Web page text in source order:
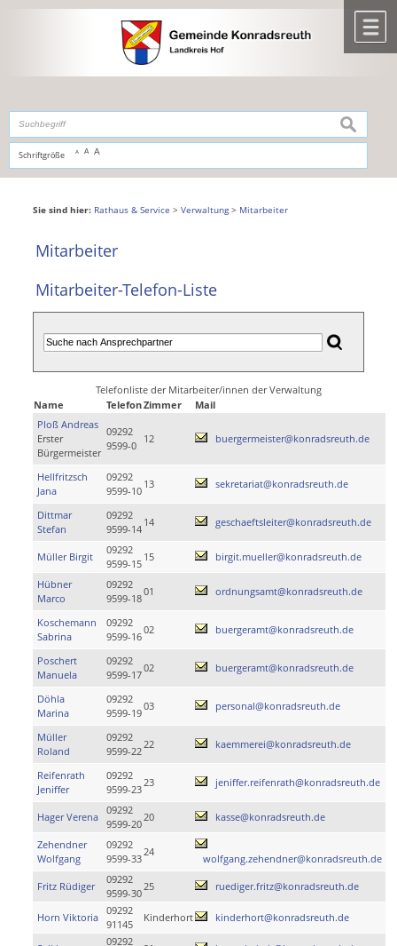
,zur Navigationoderzur Startseitespringen.
Schriftgröße A A A
suchen
Sie sind hier: Rathaus & Service > Verwaltung> Mitarbeiter
Mitarbeiter
Mitarbeiter-Telefon-Liste
Telefonliste der Mitarbeiter/innen der Verwaltung
Name
TelefonZimmer
Mail
Ploß Andreas
Erster
Bürgermeister
09292
9599-0
12 buergermeister@konradsreuth.de
Hellfritzsch
Jana
09292
9599-10
13 sekretariat@konradsreuth.de
Dittmar
Stefan
09292
9599-14
14 geschaeftsleiter@konradsreuth.de
Müller Birgit
09292
9599-15
15 birgit.mueller@konradsreuth.de
Hübner
Marco
09292
9599-18
01 ordnungsamt@konradsreuth.de
Koschemann
Sabrina
09292
9599-16
02 buergeramt@konradsreuth.de
Poschert
Manuela
09292
9599-17
02 buergeramt@konradsreuth.de
Döhla
Marina
09292
9599-19
03 personal@konradsreuth.de
Müller
Roland
09292
9599-22
22 kaemmerei@konradsreuth.de
Reifenrath
Jeniffer
09292
9599-23
23 jeniffer.reifenrath@konradsreuth.de
Hager Verena
09292
9599-20
20 kasse@konradsreuth.de
Zehendner
Wolfgang
09292
9599-33
24
wolfgang.zehendner@konradsreuth.de
Fritz Rüdiger
09292
9599-30
25 ruediger.fritz@konradsreuth.de
Horn Viktoria
09292
91145
Kinderhort kinderhort@konradsreuth.de
09292